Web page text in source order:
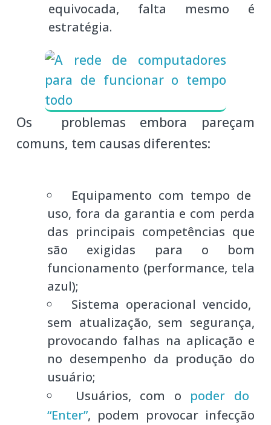
equivocada, falta mesmo é
estratégia.
Os problemas embora pareçam
comuns, tem causas diferentes:
Equipamento com tempo de
uso, fora da garantia e com perda
das principais competências que
são exigidas para o bom
funcionamento (performance, tela
azul);
Sistema operacional vencido,
sem atualização, sem segurança,
provocando falhas na aplicação e
no desempenho da produção do
usuário;
Usuários, com o poder do
“Enter”, podem provocar infecção